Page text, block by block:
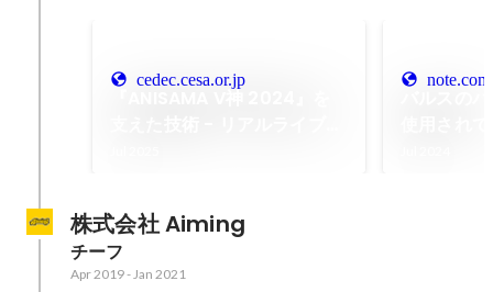
cedec.cesa.or.jp note.com
株式会社 Aiming
チーフ
Apr 2019- Jan 2021